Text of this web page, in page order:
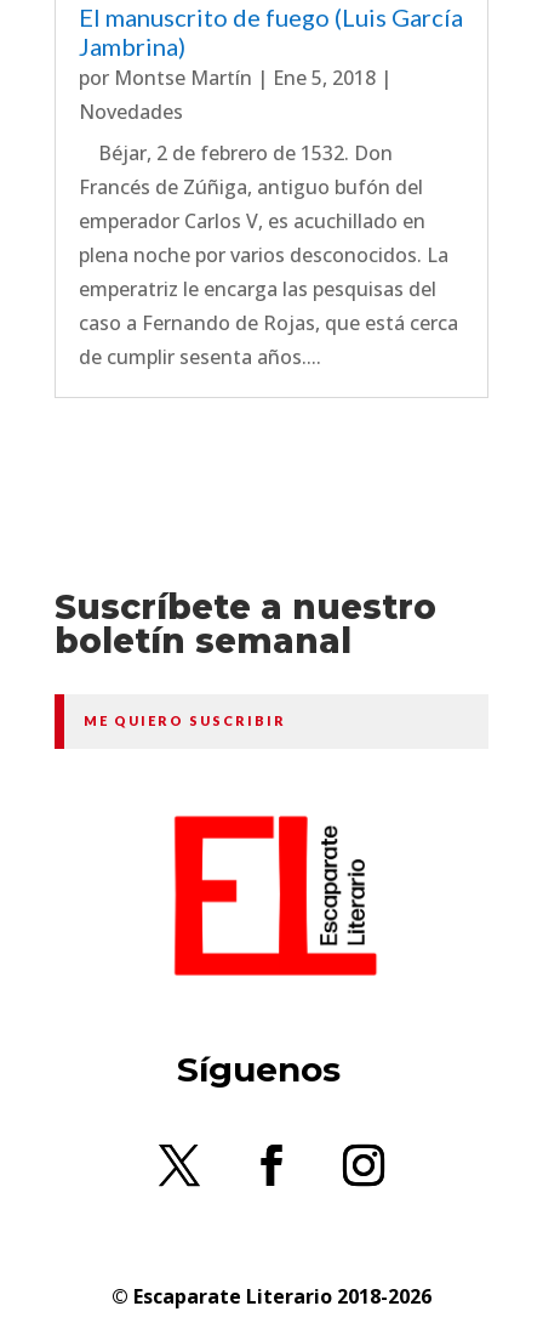
El manuscrito de fuego (Luis García
Jambrina)
por Montse Martín | Ene 5, 2018|
Novedades
Béjar, 2 de febrero de 1532. Don
Francés de Zúñiga, antiguo bufón del
emperador Carlos V, es acuchillado en
plena noche por varios desconocidos. La
emperatriz le encarga las pesquisas del
caso a Fernando de Rojas, que está cerca
de cumplir sesenta años....
Suscríbete a nuestro
boletín semanal
ME QUIERO SUSCRIBIR
Síguenos
© Escaparate Literario 2018-2026